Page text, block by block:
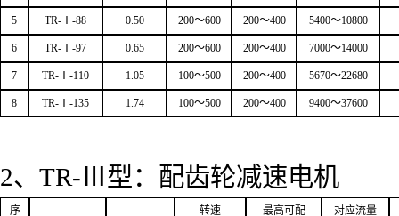
5 TR- Ⅰ -88 0.50 200～600 200～400 5400～10800
6 TR- Ⅰ -97 0.65 200～600 200～400 7000～14000
7 TR- Ⅰ -110 1.05 100～500 200～400 5670～22680
8 TR- Ⅰ -135 1.74 100～500 200～400 9400～37600
2、 TR-Ⅲ型：配齿轮减速电机
序
转速
最高可配
对应流量